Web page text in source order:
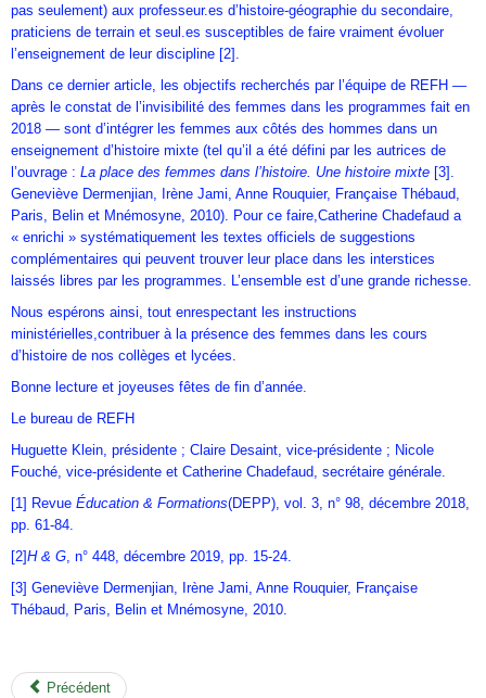
pas seulement) aux professeur.es d’histoire-géographie du secondaire,
praticiens de terrain et seul.es susceptibles de faire vraiment évoluer
l’enseignement de leur discipline [2] .
Dans ce dernier article, les objectifs recherchés par l’équipe de REFH —
après le constat de l’invisibilité des femmes dans les programmes fait en
2018 — sont d’intégrer les femmes aux côtés des hommes dans un
enseignement d’histoire mixte (tel qu’il a été défini par les autrices de
l’ouvrage : La place des femmes dans l’histoire. Une histoire mixte [3].
Geneviève Dermenjian, Irène Jami, Anne Rouquier, Française Thébaud,
Paris, Belin et Mnémosyne, 2010). Pour ce faire,Catherine Chadefaud a
« enrichi » systématiquement les textes officiels de suggestions
complémentaires qui peuvent trouver leur place dans les interstices
laissés libres par les programmes. L’ensemble est d’une grande richesse.
Nous espérons ainsi, tout enrespectant les instructions
ministérielles,contribuer à la présence des femmes dans les cours
d’histoire de nos collèges et lycées.
Bonne lecture et joyeuses fêtes de fin d’année.
Le bureau de REFH
Huguette Klein, présidente ; Claire Desaint, vice-présidente ; Nicole
Fouché, vice-présidente et Catherine Chadefaud, secrétaire générale.
[1] Revue Éducation & Formations(DEPP), vol. 3, n° 98, décembre 2018,
pp. 61-84.
[2]H & G, n° 448, décembre 2019, pp. 15-24.
[3] Geneviève Dermenjian, Irène Jami, Anne Rouquier, Française
Thébaud, Paris, Belin et Mnémosyne, 2010.
Précédent